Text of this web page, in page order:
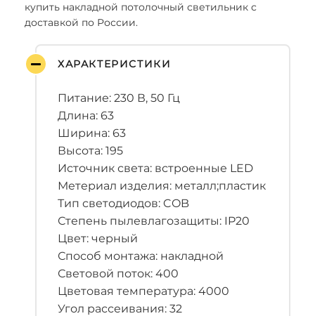
купить накладной потолочный светильник с
доставкой по России.
ХАРАКТЕРИСТИКИ
Питание: 230 В, 50 Гц
Длина: 63
Ширина: 63
Высота: 195
Источник света: встроенные LED
Метериал изделия: металл;пластик
Тип светодиодов: COB
Степень пылевлагозащиты: IP20
Цвет: черный
Способ монтажа: накладной
Световой поток: 400
Цветовая температура: 4000
Угол рассеивания: 32